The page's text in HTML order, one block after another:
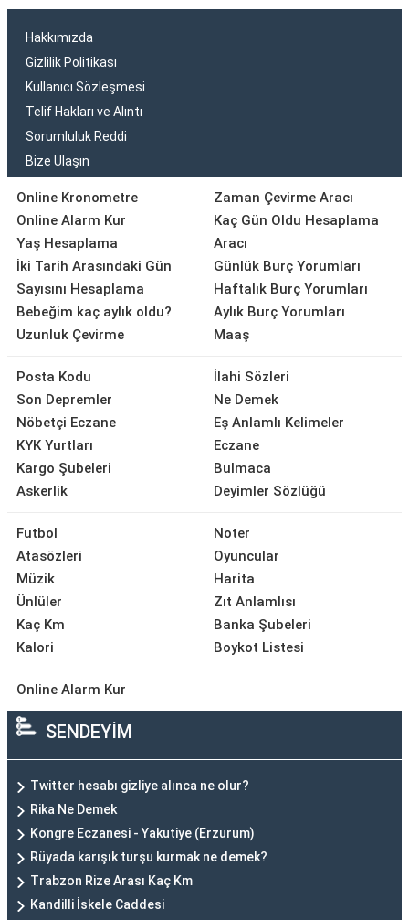
Hakkımızda
Gizlilik Politikası
Kullanıcı Sözleşmesi
Telif Hakları ve Alıntı
Sorumluluk Reddi
Bize Ulaşın
Online Kronometre
Online Alarm Kur
Yaş Hesaplama
İki Tarih Arasındaki Gün
Sayısını Hesaplama
Bebeğim kaç aylık oldu?
Uzunluk Çevirme
Zaman Çevirme Aracı
Kaç Gün Oldu Hesaplama
Aracı
Günlük Burç Yorumları
Haftalık Burç Yorumları
Aylık Burç Yorumları
Maaş
Posta Kodu
Son Depremler
Nöbetçi Eczane
KYK Yurtları
Kargo Şubeleri
Askerlik
İlahi Sözleri
Ne Demek
Eş Anlamlı Kelimeler
Eczane
Bulmaca
Deyimler Sözlüğü
Futbol
Atasözleri
Müzik
Ünlüler
Kaç Km
Kalori
Noter
Oyuncular
Harita
Zıt Anlamlısı
Banka Şubeleri
Boykot Listesi
Online Alarm Kur
SENDEYİM
Twitter hesabı gizliye alınca ne olur?
Rika Ne Demek
Kongre Eczanesi - Yakutiye (Erzurum)
Rüyada karışık turşu kurmak ne demek?
Trabzon Rize Arası Kaç Km
Kandilli İskele Caddesi